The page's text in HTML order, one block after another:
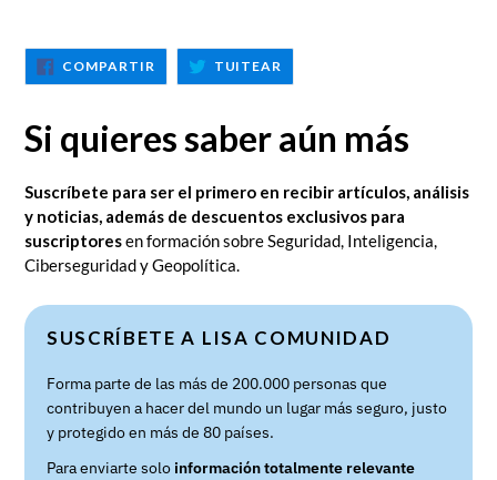
COMPARTIR COMPARTIR
EN
FACEBOOK
TUITEAR
TWITTER
Si quieres saber aún más
Suscríbete para ser el primero en recibir artículos, análisis
y noticias, además de descuentos exclusivos para
suscriptoresen formación sobre Seguridad, Inteligencia,
Ciberseguridad y Geopolítica.
SUSCRÍBETE A LISA COMUNIDAD
Forma parte de las más de 200.000 personas que
contribuyen a hacer del mundo un lugar más seguro, justo
y protegido en más de 80 países.
Para enviarte solo información totalmente relevante